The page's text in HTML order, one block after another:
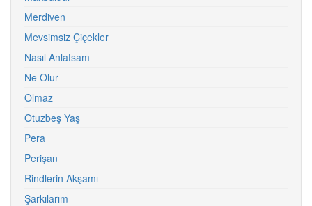
Merdiven
Mevsimsiz Çiçekler
Nasıl Anlatsam
Ne Olur
Olmaz
Otuzbeş Yaş
Pera
Perişan
Rindlerin Akşamı
Şarkılarım